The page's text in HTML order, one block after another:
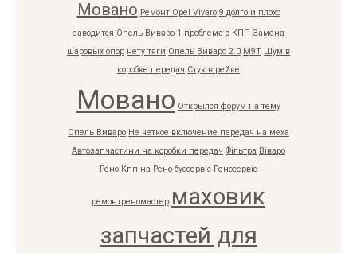
Мовано Ремонт Opel Vivaro 9 долго и плохо
заводится Опель Виваро 1 проблема с КПП Замена
шаровых опор нету тяги Опель Виваро 2.0 M9T Шум в
коробке передач Стук в рейке
Мовано Открылся форум на тему
Опель Виваро Не четкое включение передач на меха
Автозапчастини на коробки передач Фільтра Віваро
Рено Кпп на Рено буссервіс Реносервіс
ремонтреномастер маховик
запчастей для